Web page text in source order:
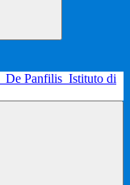
De Panfilis Istituto di